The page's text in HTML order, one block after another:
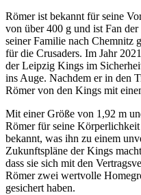
Römer ist bekannt für seine
von über 400 g und ist Fan
seiner Familie nach Chemnitz
für die Crusaders. Im Jahr
der Leipzig Kings im
ins Auge. Nachdem er in den
Römer von den Kings mit
Mit einer Größe von 1,92 m
Römer für seine
bekannt, was ihn zu einem
Zukunftspläne der Kings
dass sie sich mit den
Römer zwei wertvolle
gesichert haben.